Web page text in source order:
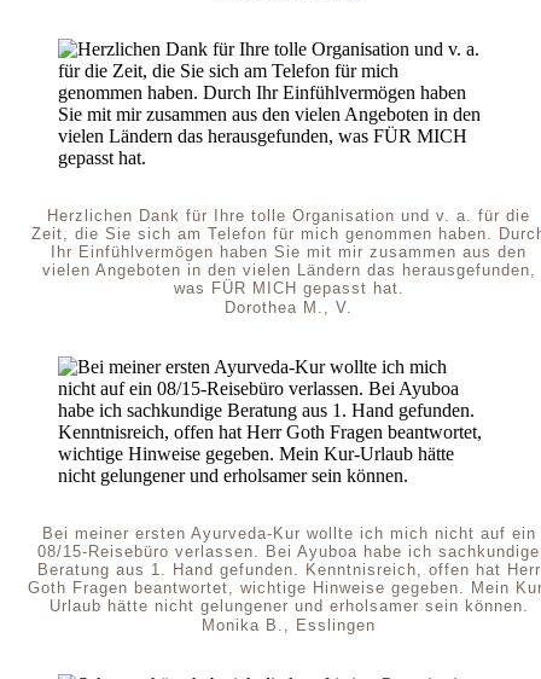
Herzlichen Dank für Ihre tolle Organisation und v. a. für die
Zeit, die Sie sich am Telefon für mich genommen haben.
Ihr Einfühlvermögen haben Sie mit mir zusammen aus den
vielen Angeboten in den vielen Ländern das herausgefunden,
was FÜR MICH gepasst hat.
Dorothea M., V.
Bei meiner ersten Ayurveda-Kur wollte ich mich nicht auf ein
08/15-Reisebüro verlassen. Bei Ayuboa habe ich sachkundige
Beratung aus 1. Hand gefunden. Kenntnisreich, offen hat Herr
Goth Fragen beantwortet, wichtige Hinweise gegeben. Mein
Urlaub hätte nicht gelungener und erholsamer sein können.
Monika B., Esslingen